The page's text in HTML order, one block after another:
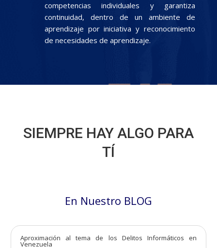
competencias individuales y garantiza
continuidad, dentro de un ambiente de
aprendizaje por iniciativa y reconocimiento
de necesidades de aprendizaje.
SIEMPRE HAY ALGO PARA
TÍ
En Nuestro BLOG
Aproximación al tema de los Delitos Informáticos en
Venezuela